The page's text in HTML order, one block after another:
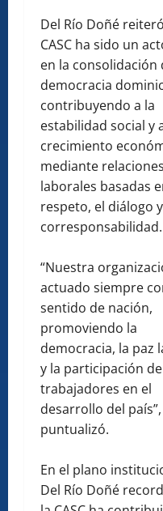
Del Río Doñé
CASC ha sido un
en la consolidación
democracia
contribuyendo a la
estabilidad social y
crecimiento
mediante relaciones
laborales basadas
respeto, el diálogo
corresponsabilidad.
“Nuestra
actuado siempre
sentido de nación,
promoviendo la
democracia, la paz
y la participación
trabajadores en el
desarrollo del país”,
puntualizó.
En el plano
Del Río Doñé